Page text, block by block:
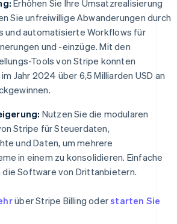
Erhöhen Sie Ihre Umsatzrealisierung
Sie unfreiwillige Abwanderungen durch
und automatisierte Workflows für
und -einzüge. Mit den
Tools von Stripe konnten
Jahr 2024 über 6,5 Milliarden USD an
Nutzen Sie die modularen
Stripe für Steuerdaten,
und Daten, um mehrere
in einem zu konsolidieren. Einfache
die Software von Drittanbietern.
über Stripe Billing oderstarten Sie